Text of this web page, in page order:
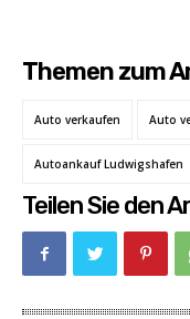
Themen zum
Auto verkaufen Auto
Autoankauf Ludwigshafen
Teilen Sie den